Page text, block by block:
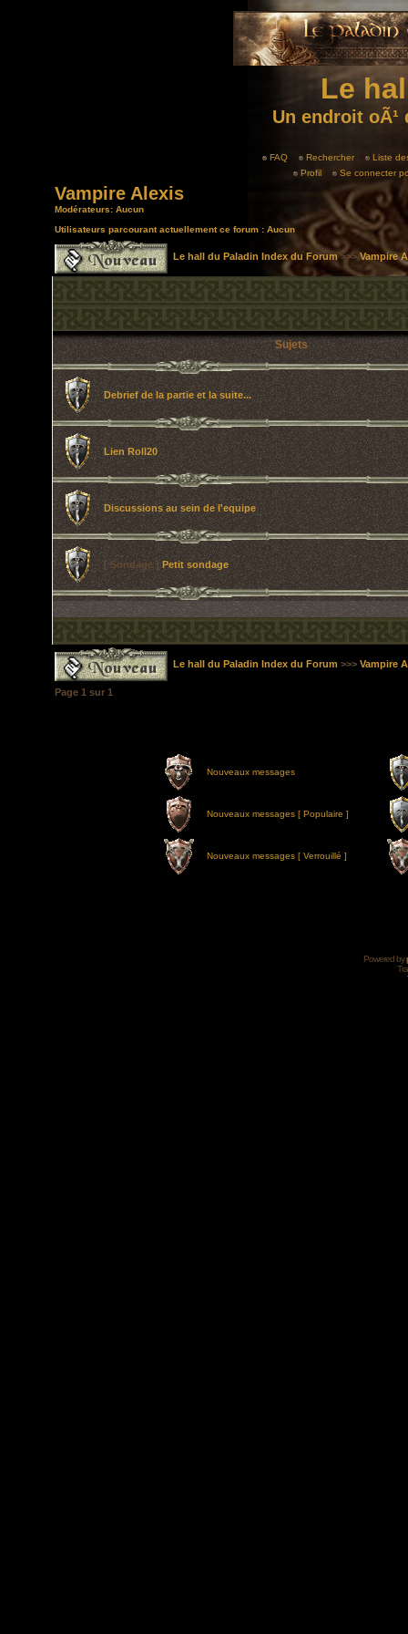
Le
Un endroit
FAQ Rechercher
Liste
Profil
Se connecter
Vampire Alexis
Modérateurs: Aucun
Utilisateurs parcourant actuellement ce forum : Aucun
Le hall du Paladin Index du Forum>>> Vampire
Sujets
Debrief de la partie et la suite...
Lien Roll20
Discussions au sein de l'equipe
[ Sondage ] Petit sondage
Le hall du Paladin Index du Forum >>> Vampire
Page 1 sur 1
Nouveaux messages
Nouveaux messages [ Populaire ]
Nouveaux messages [ Verrouillé ]
Powered by